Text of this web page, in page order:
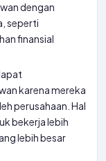
dengan
seperti
finansial
karena mereka
perusahaan. Hal
bekerja lebih
lebih besar